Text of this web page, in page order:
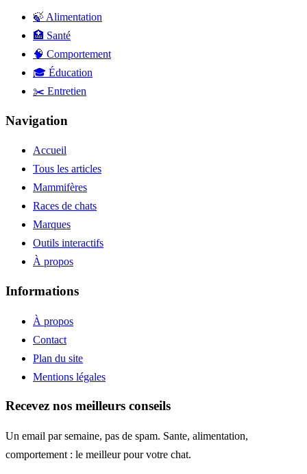
🍃 Alimentation
🏥 Santé
🧠 Comportement
🎓 Éducation
✂️ Entretien
Navigation
Accueil
Tous les articles
Mammifères
Races de chats
Marques
Outils interactifs
À propos
Informations
À propos
Contact
Plan du site
Mentions légales
Recevez nos meilleurs conseils
Un email par semaine, pas de spam. Sante, alimentation,
comportement : le meilleur pour votre chat.